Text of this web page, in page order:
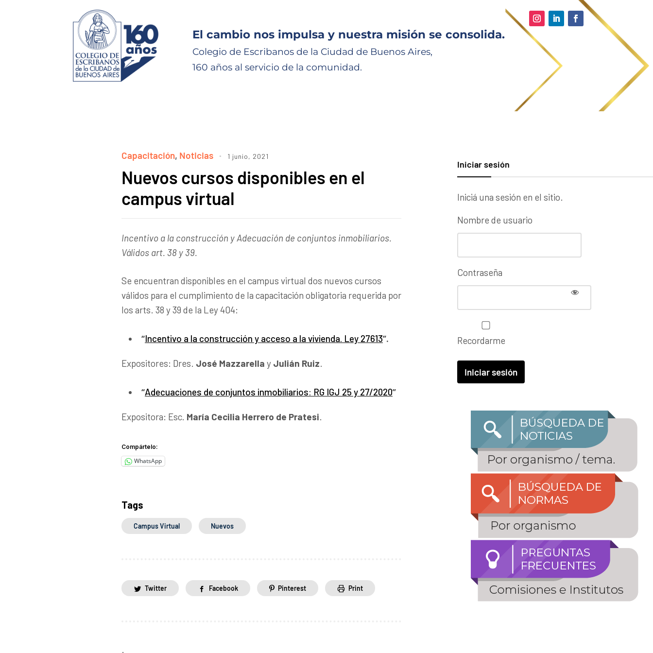
El cambio nos impulsa y nuestra misión se consolida.
Colegio de Escribanos de la Ciudad de Buenos Aires,
160 años al servicio de la comunidad.
Capacitación, Noticias 1 junio, 2021
Nuevos cursos disponibles en el
campus virtual
Incentivo a la construcción y Adecuación de conjuntos inmobiliarios.
Válidos art. 38 y 39.
Se encuentran disponibles en el campus virtual dos nuevos cursos
válidos para el cumplimiento de la capacitación obligatoria requerida por
los arts. 38 y 39 de la Ley 404:
“Incentivo a la construcción y acceso a la vivienda. Ley 27613”.
Expositores: Dres. José Mazzarella y Julián Ruiz.
“Adecuaciones de conjuntos inmobiliarios: RG IGJ 25 y 27/2020”
Expositora: Esc. María Cecilia Herrero de Pratesi.
Compártelo:
WhatsApp
Tags
Campus Virtual Nuevos
Twitter Facebook Pinterest Print
.
Iniciar sesión
Iniciá una sesión en el sitio.
Nombre de usuario
Contraseña
Recordarme